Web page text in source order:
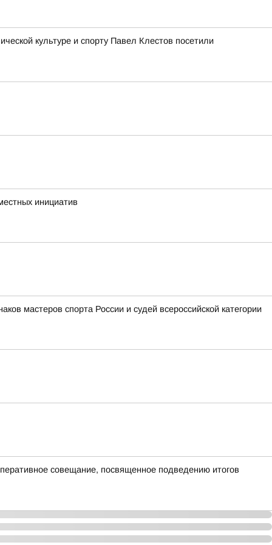
культуре и спорту Павел Клестов посетили
инициатив
мастеров спорта России и судей всероссийской категории
совещание, посвященное подведению итогов